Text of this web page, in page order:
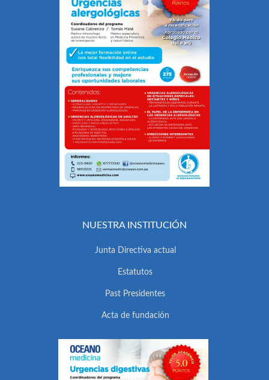
NUESTRA INSTITUCIÓN
Junta Directiva actual
Estatutos
Past Presidentes
Acta de fundación